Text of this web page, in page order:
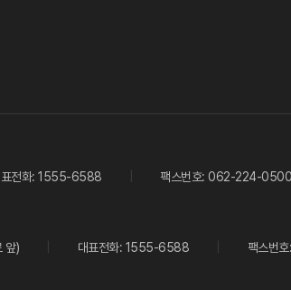
표전화: 1555-6588 팩스번호: 062-224-0500
앞) 대표전화: 1555-6588 팩스번